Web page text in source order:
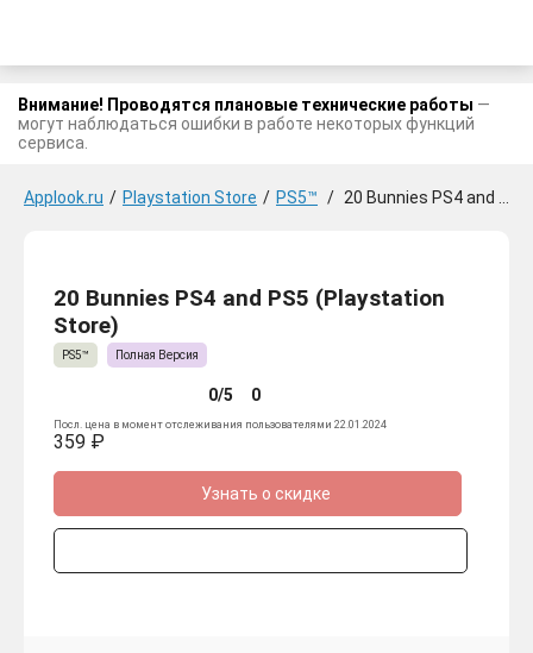
Внимание! Проводятся плановые технические работы —
могут наблюдаться ошибки в работе некоторых функций
сервиса.
Applook.ru / Playstation Store / PS5™ / 20 Bunnies PS4 and PS5
20 Bunnies PS4 and PS5 (Playstation
Store)
PS5™ Полная Версия
0/5 0
Посл. цена в момент отслеживания пользователями 22.01.2024
359 ₽
Узнать о скидке